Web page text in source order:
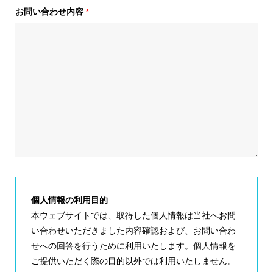
お問い合わせ内容 *
個人情報の利用目的
本ウェブサイトでは、取得した個人情報は当社へお問
い合わせいただきました内容確認および、お問い合わ
せへの回答を行うために利用いたします。個人情報を
ご提供いただく際の目的以外では利用いたしません。